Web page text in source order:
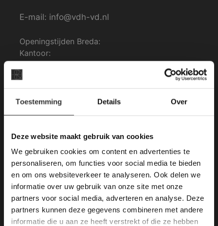
Toestemming Details Over
Deze website maakt gebruik van cookies
We gebruiken cookies om content en advertenties te
personaliseren, om functies voor social media te bieden
en om ons websiteverkeer te analyseren. Ook delen we
informatie over uw gebruik van onze site met onze
partners voor social media, adverteren en analyse. Deze
partners kunnen deze gegevens combineren met andere
informatie die u aan ze heeft verstrekt of die ze hebben
E-mail: info@vdh-vd.nl
Openingstijden Breda:
Kantoor:
Ma. t/m Zat: 8:30 tot 17:00
KVK: 59667419
Openstaande Vacatures
Kom werken bij van den Heuvel & van Duuren.
–Vacatures (1)
Deze website maakt
gebruik van cookies.
This Cookie Banner was deleted and is no
longer working. Please contact the website
administrator.
Deze website gebruikt cookies om de
gebruikerservaring te verbeteren. Door
gebruik te maken van onze website geeft u
toestemming voor alle cookies in
overeenstemming met ons cookiebeleid.Lees
verder